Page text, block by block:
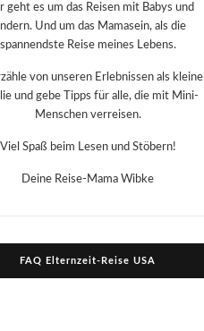
geht es um das Reisen mit Babys und
Und um das Mamasein, als die
spannendste Reise meines Lebens.
von unseren Erlebnissen als kleine
und gebe Tipps für alle, die mit Mini-
Menschen verreisen.
Viel Spaß beim Lesen und Stöbern!
Deine Reise-Mama Wibke
FAQ Elternzeit-Reise USA